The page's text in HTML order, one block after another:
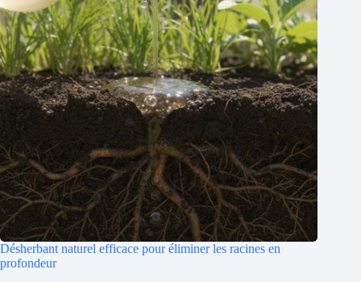
Désherbant naturel efficace pour éliminer les racines en
profondeur